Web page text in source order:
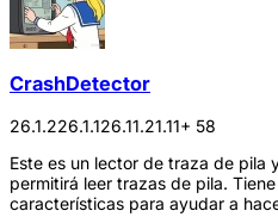
CrashDetector
26.1.226.1.126.11.21.11+ 58
Este es un lector de traza de pila
permitirá leer trazas de pila.
características para ayudar a